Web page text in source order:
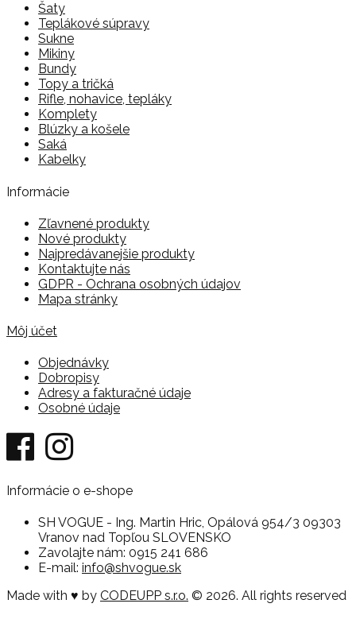
Šaty
Teplákové súpravy
Sukne
Mikiny
Bundy
Topy a tričká
Rifle, nohavice, tepláky
Komplety
Blúzky a košele
Saká
Kabelky
Informácie
Zľavnené produkty
Nové produkty
Najpredávanejšie produkty
Kontaktujte nás
GDPR - Ochrana osobných údajov
Mapa stránky
Môj účet
Objednávky
Dobropisy
Adresy a fakturačné údaje
Osobné údaje
Informácie o e-shope
SH VOGUE - Ing. Martin Hric, Opálová 954/3 09303
Vranov nad Topľou SLOVENSKO
Zavolajte nám: 0915 241 686
E-mail: info@shvogue.sk
Made with ♥ by CODEUPP s.r.o. © 2026. All rights reserved